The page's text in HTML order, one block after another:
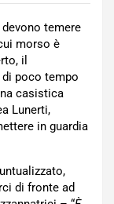
devono temere
morso è
il
poco tempo
casistica
Lunerti,
in guardia
di fronte ad